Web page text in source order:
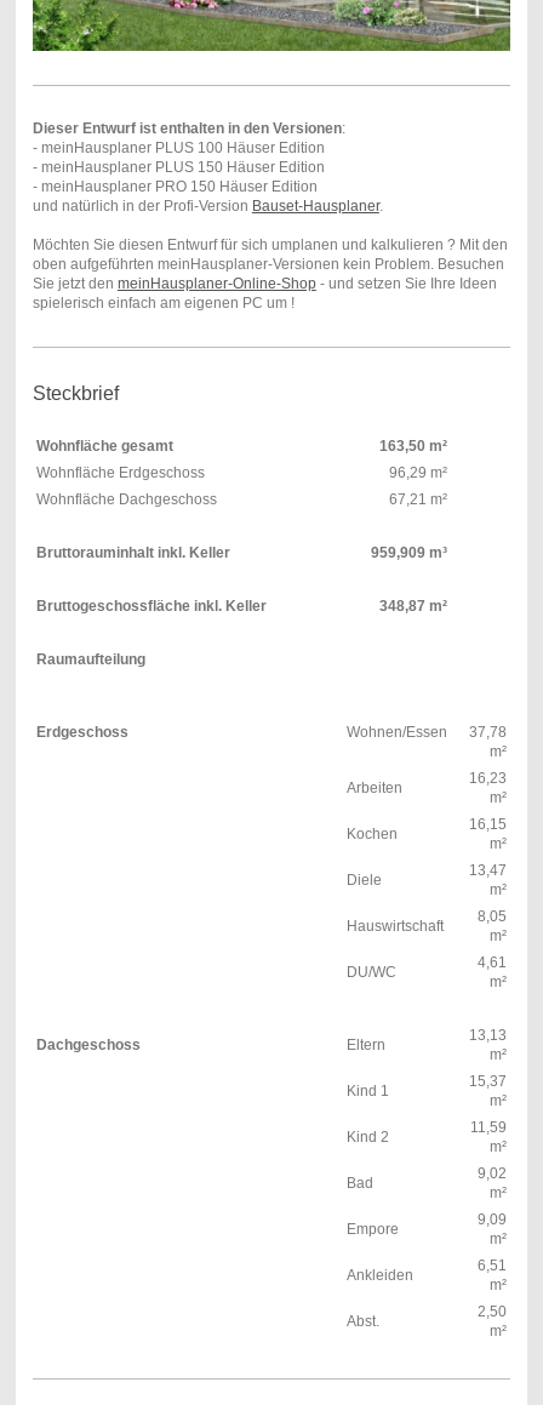
Dieser Entwurf ist enthalten in den Versionen:
- meinHausplaner PLUS 100 Häuser Edition
- meinHausplaner PLUS 150 Häuser Edition
- meinHausplaner PRO 150 Häuser Edition
und natürlich in der Profi-Version Bauset-Hausplaner.
Möchten Sie diesen Entwurf für sich umplanen und kalkulieren ? Mit den
oben aufgeführten meinHausplaner-Versionen kein Problem. Besuchen
Sie jetzt den meinHausplaner-Online-Shop- und setzen Sie Ihre Ideen
spielerisch einfach am eigenen PC um !
Steckbrief
Wohnfläche gesamt
163,50 m²
Wohnfläche Erdgeschoss
96,29 m²
Wohnfläche Dachgeschoss
67,21 m²
Bruttorauminhalt inkl. Keller 959,909 m³
Bruttogeschossfläche inkl. Keller 348,87 m²
Raumaufteilung
Erdgeschoss Wohnen/Essen
37,78
m²
Arbeiten
16,23
m²
Kochen
16,15
m²
Diele
13,47
m²
Hauswirtschaft
8,05
m²
DU/WC
4,61
m²
Dachgeschoss Eltern
13,13
m²
Kind 1
15,37
m²
Kind 2
11,59
m²
Bad
9,02
m²
Empore
9,09
m²
Ankleiden
6,51
m²
Abst.
2,50
m²